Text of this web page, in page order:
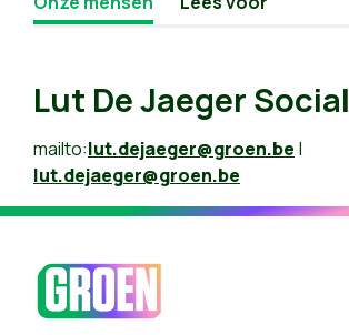
Lut De Jaeger Social
mailto:lut.dejaeger@groen.be |
lut.dejaeger@groen.be